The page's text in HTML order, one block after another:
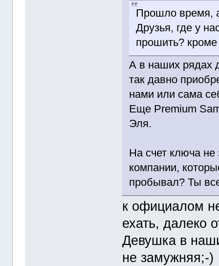
Прошло время,
Друзья, где у
прошить?
А в наших рядах
так давно
нами или сама
Еще Premium
Эля.
На счет ключа
компании,
пробывал? Ты
к официалом
ехать, далеко
Девушка в
не замужняя;-)